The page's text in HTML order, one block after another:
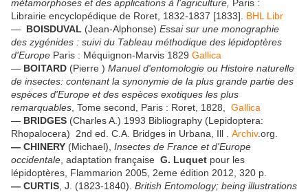
métamorphoses et des applications à l'agriculture, Paris :
Librairie encyclopédique de Roret, 1832-1837 [1833]. BHL Libr
— BOISDUVAL (Jean-Alphonse) Essai sur une monographie
des zygénides : suivi du Tableau méthodique des lépidoptères
d'Europe Paris : Méquignon-Marvis 1829 Gallica
— BOITARD (Pierre ) Manuel d'entomologie ou Histoire naturelle
de insectes: contenant la synonymie de la plus grande partie des
espèces d'Europe et des espèces exotiques les plus
remarquables , Tome second, Paris : Roret, 1828, Gallica
— BRIDGES (Charles A.) 1993 Bibliography (Lepidoptera:
Rhopalocera) 2nd ed. C.A. Bridges in Urbana, Ill . Archiv.org.
— CHINERY (Michael), Insectes de France et d'Europe
occidentale , adaptation française G. Luquet pour les
lépidoptères, Flammarion 2005, 2eme édition 2012, 320 p.
— CURTIS , J. (1823-1840). British Entomology; being illustrations